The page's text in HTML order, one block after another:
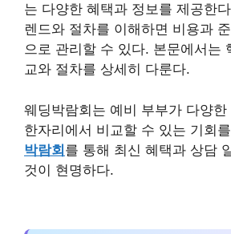
는 다양한 혜택과 정보를 제공한
렌드와 절차를 이해하면 비용과
으로 관리할 수 있다. 본문에서는
교와 절차를 상세히 다룬다.
웨딩박람회는 예비 부부가 다양
한자리에서 비교할 수 있는 기회
박람회를 통해 최신 혜택과 상담
것이 현명하다.